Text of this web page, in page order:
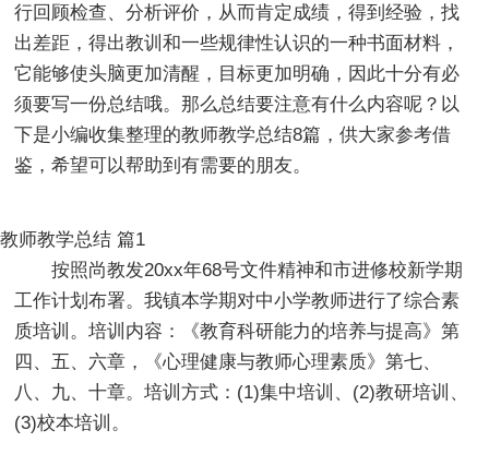
行回顾检查、分析评价，从而肯定成绩，得到经验，找
出差距，得出教训和一些规律性认识的一种书面材料，
它能够使头脑更加清醒，目标更加明确，因此十分有必
须要写一份总结哦。那么总结要注意有什么内容呢？以
下是小编收集整理的教师教学总结8篇，供大家参考借
鉴，希望可以帮助到有需要的朋友。
教师教学总结 篇1
按照尚教发20xx年68号文件精神和市进修校新学期
工作计划布署。我镇本学期对中小学教师进行了综合素
质培训。培训内容：《教育科研能力的培养与提高》第
四、五、六章，《心理健康与教师心理素质》第七、
八、九、十章。培训方式：(1)集中培训、(2)教研培训、
(3)校本培训。